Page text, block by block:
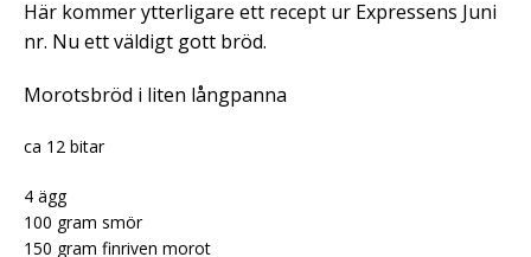
Här kommer ytterligare ett recept ur Expressens Juni
nr. Nu ett väldigt gott bröd.
Morotsbröd i liten långpanna
ca 12 bitar
4 ägg
100 gram smör
150 gram finriven morot